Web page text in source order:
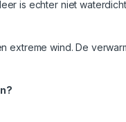
is echter niet
extreme wind. De